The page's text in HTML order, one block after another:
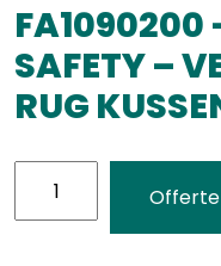
FA1090200
SAFETY –
RUG